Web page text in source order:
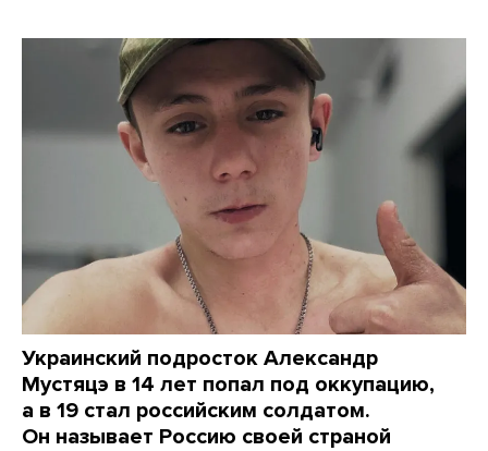
Украинский подросток Александр
Мустяцэ в 14 лет попал под оккупацию,
а в 19 стал российским солдатом.
Он называет Россию своей страной